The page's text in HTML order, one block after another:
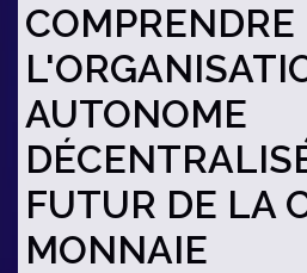
COMPRENDRE
AUTONOME
FUTUR DE LA
MONNAIE